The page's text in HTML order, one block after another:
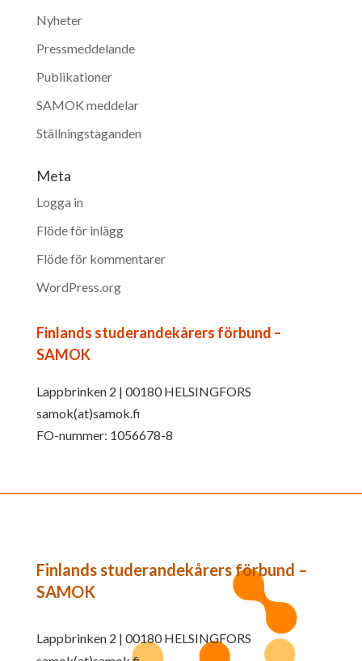
Nyheter
Pressmeddelande
Publikationer
SAMOK meddelar
Ställningstaganden
Meta
Logga in
Flöde för inlägg
Flöde för kommentarer
WordPress.org
Finlands studerandekårers förbund –
SAMOK
Lappbrinken 2 | 00180 HELSINGFORS
samok(at)samok.fi
FO-nummer: 1056678-8
Finlands studerandekårers förbund –
SAMOK
Lappbrinken 2 | 00180 HELSINGFORS